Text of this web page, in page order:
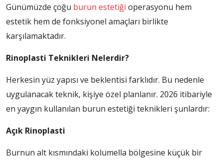
Günümüzde çoğu burun estetiği operasyonu hem
estetik hem de fonksiyonel amaçları birlikte
karşılamaktadır.
Rinoplasti Teknikleri Nelerdir?
Herkesin yüz yapısı ve beklentisi farklıdır. Bu nedenle
uygulanacak teknik, kişiye özel planlanır. 2026 itibariyle
en yaygın kullanılan burun estetiği teknikleri şunlardır:
Açık Rinoplasti
Burnun alt kısmındaki kolumella bölgesine küçük bir